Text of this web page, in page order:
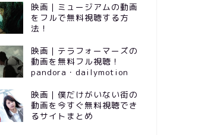
映画｜ミュージアムの動画
をフルで無料視聴する方
法！
映画｜テラフォーマーズの
動画を無料フル視聴！
pandora・dailymotion
映画｜僕だけがいない街の
動画を今すぐ無料視聴でき
るサイトまとめ